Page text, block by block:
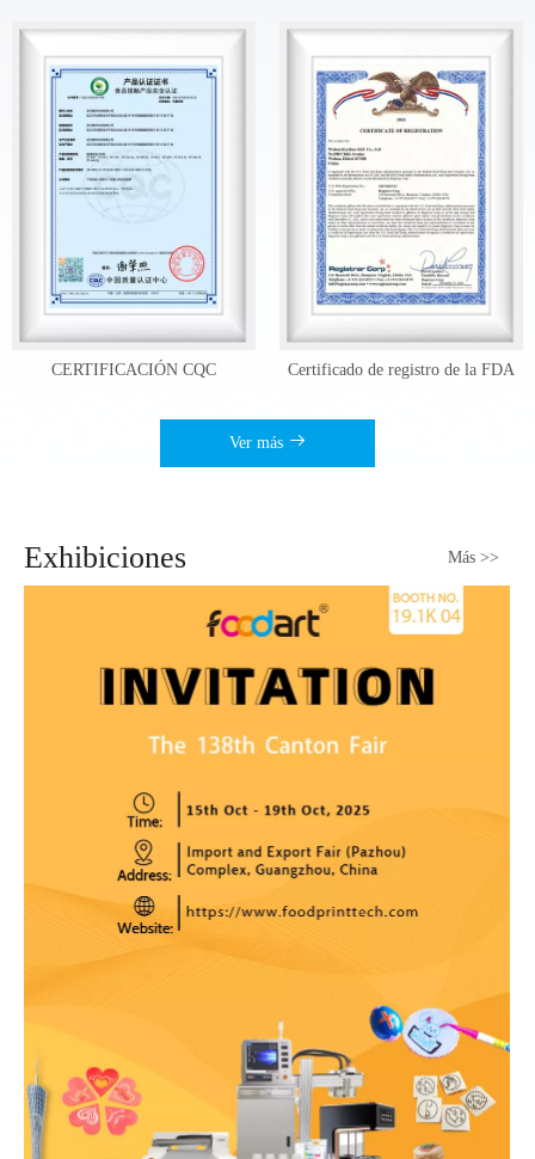
Certificado de registro de la FDA Certificación
Ver más
Exhibiciones Más >>